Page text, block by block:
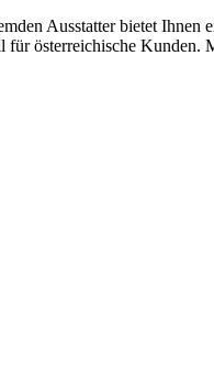
Ausstatter bietet Ihnen
für österreichische Kunden.